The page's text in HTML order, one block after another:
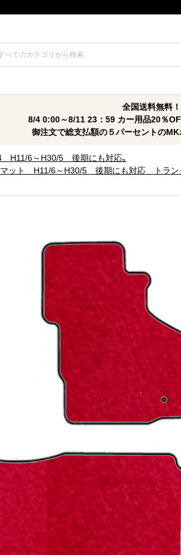
全国送料無料！
8/4 0:00～8/11 23：59 カー用品20％
御注文で総支払額の５パーセントのMK
H11/6～H30/5 後期にも対応｡
ット H11/6～H30/5 後期にも対応 トラ